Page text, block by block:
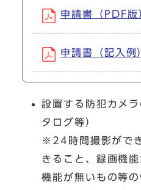
申請書（PDF
申請書（記入
設置する防犯カメ
タログ等）
※24時間撮影がで
きること、録画機
機能が無いもの等